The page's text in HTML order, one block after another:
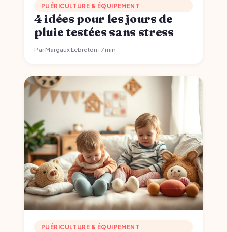
PUÉRICULTURE & ÉQUIPEMENT
4 idées pour les jours de
pluie testées sans stress
Par Margaux Lebreton · 7 min
PUÉRICULTURE & ÉQUIPEMENT